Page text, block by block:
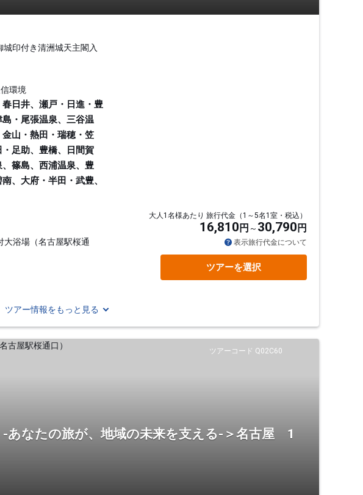
印付き清洲城天主閣入
環境
日井、瀬戸・日進・豊
・尾張温泉、三谷温
山・熱田・瑞穂・笠
足助、豊橋、日間賀
篠島、西浦温泉、豊
、大府・半田・武豊、
浴場（名古屋駅桜通
大人1名様あたり 旅行代金（1～5名1室・税込）
16,810 円 30,790 円
表示旅行代金について
ツアーを選択
ツアー情報をもっと見る
ツアーコード Q02C60
-あなたの旅が、地域の未来を支える-＞名古屋 1